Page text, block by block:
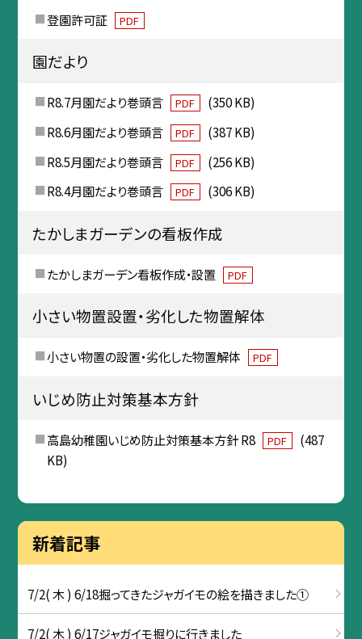
登園許可証 PDF
園だより
R8.7月園だより巻頭言 PDF
(350 KB)
R8.6月園だより巻頭言
PDF
(387 KB)
R8.5月園だより巻頭言
PDF
(256 KB)
R8.4月園だより巻頭言
PDF (306 KB)
たかしまガーデンの看板作成
たかしまガーデン看板作成・設置 PDF
小さい物置設置・劣化した物置解体
小さい物置の設置・劣化した物置解体 PDF
いじめ防止対策基本方針
高島幼稚園いじめ防止対策基本方針 R8 PDF
(487
KB)
新着記事
7/2( 木 ) 6/18掘ってきたジャガイモの絵を描きました①
7/2( 木 ) 6/17ジャガイモ掘りに行きました